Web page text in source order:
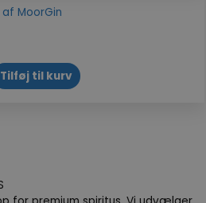
Tilføj til kurv